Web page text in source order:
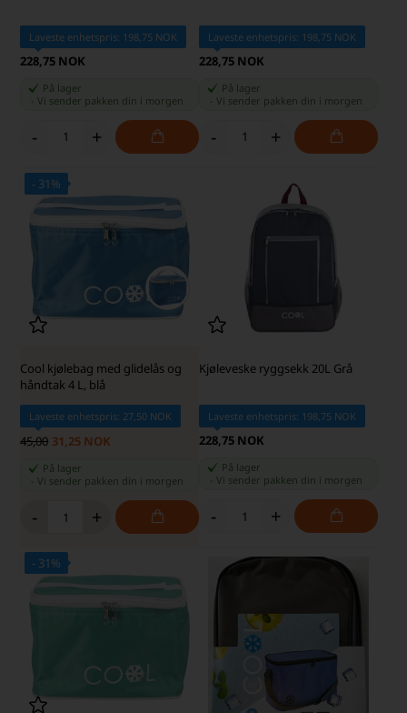
Laveste enhetspris: 198,75 NOK
228,75 NOK
På lager
-Vi sender pakken din i morgen
- +
Laveste enhetspris: 198,75 NOK
228,75 NOK
På lager
Vi sender pakken din i morgen
- +
- 31%
Cool kjølebag med glidelås og
håndtak 4 L, blå
Laveste enhetspris: 27,50 NOK
45,00 31,25 NOK
På lager
-Vi sender pakken din i morgen
- +
Kjøleveske ryggsekk 20L Grå
Laveste enhetspris: 198,75 NOK
228,75 NOK
På lager
Vi sender pakken din i morgen
- +
- 31%